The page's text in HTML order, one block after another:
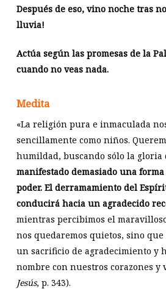
Después de eso, vino noche tras
lluvia!
Actúa según las promesas de la
cuando no veas nada.
Medita
«La religión pura e inmaculada
sencillamente como niños.
humildad, buscando sólo la gloria
manifestado demasiado una
poder. El derramamiento del
conducirá hacia un agradecido
mientras percibimos el
nos quedaremos quietos, sino que
un sacrificio de agradecimiento y
nombre con nuestros corazones y
Jesús, p. 343).